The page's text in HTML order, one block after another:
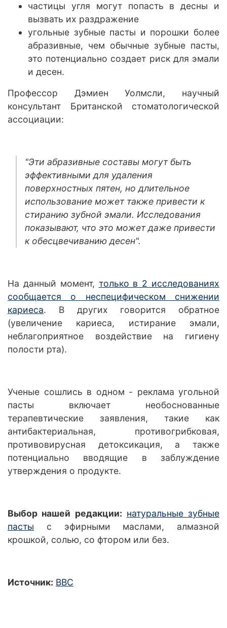
частицы угля могут попасть в десны и
вызвать их раздражение
угольные зубные пасты и порошки более
абразивные, чем обычные зубные пасты,
это потенциально создает риск для эмали
и десен.
Профессор Дэмиен Уолмсли, научный
консультант Британской стоматологической
ассоциации:
"Эти абразивные составы могут быть
эффективными для удаления
поверхностных пятен, но длительное
использование может также привести к
стиранию зубной эмали. Исследования
показывают, что это может даже привести
к обесцвечиванию десен".
На данный момент, только в 2 исследованиях
сообщается о неспецифическом снижении
кариеса. В других говорится обратное
(увеличение кариеса, истирание эмали,
неблагоприятное воздействие на гигиену
полости рта).
Ученые сошлись в одном - реклама угольной
пасты включает необоснованные
терапевтические заявления, такие как
антибактериальная, противогрибковая,
противовирусная детоксикация, а также
потенциально вводящие в заблуждение
утверждения о продукте.
Выбор нашей редакции: натуральные зубные
пасты
с эфирными маслами, алмазной
крошкой, солью, со фтором или без.
Источник: ВВС